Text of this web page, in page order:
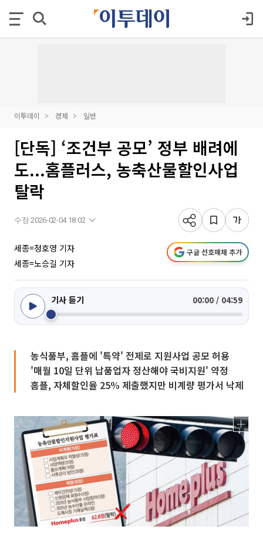
이투데이 경제 일반
[단독] ‘조건부 공모’ 정부 배려에
도...홈플러스, 농축산물할인사업
탈락
수정 2026-02-04 18:02
세종=정호영 기자
세종=노승길 기자
구글 선호매체 추가
기사 듣기 00:00 / 04:59
농식품부, 홈플에 '특약' 전제로 지원사업 공모 허용
'매월 10일 단위 납품업자 정산해야 국비지원' 약정
홈플, 자체할인율 25% 제출했지만 비계량 평가서 낙제